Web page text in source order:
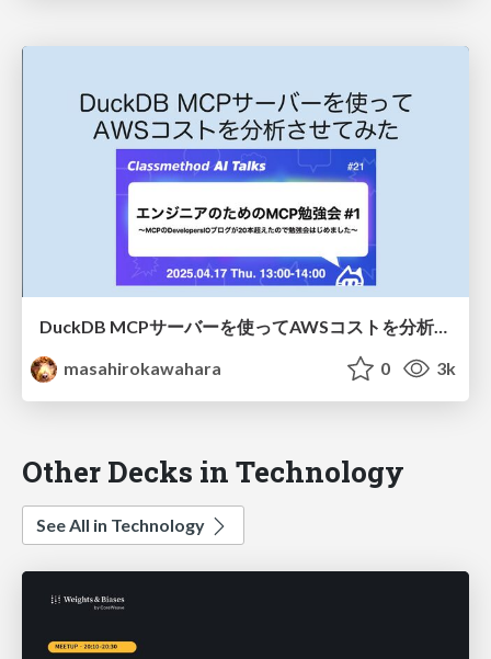
DuckDB MCPサーバーを使ってAWSコストを分析させてみた / AWS cost analysis with DuckDB MCP server
masahirokawahara
0 3k
Other Decks in Technology
See All in Technology